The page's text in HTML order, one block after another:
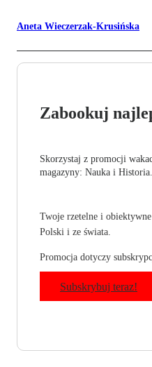
Aneta Wieczerzak-Krusińska
Zabookuj
Skorzystaj z promocji
magazyny: Nauka i Historia.
Twoje rzetelne i
Polski i ze świata.
Promocja dotyczy
Subskrybuj teraz!